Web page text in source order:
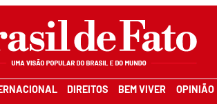
DIREITOS BEM VIVER OPINIÃO